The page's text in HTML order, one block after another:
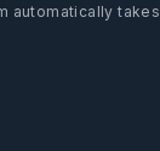
automatically takes